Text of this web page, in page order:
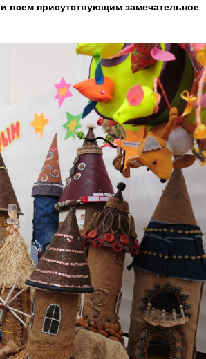
всем присутствующим замечательное